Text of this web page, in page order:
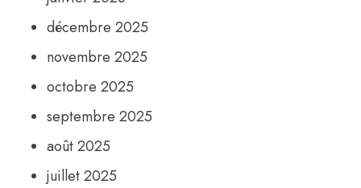
décembre 2025
novembre 2025
octobre 2025
septembre 2025
août 2025
juillet 2025